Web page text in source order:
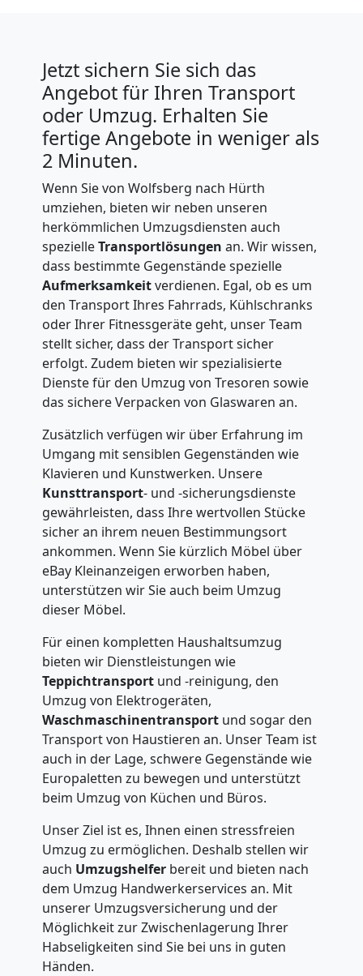
Jetzt sichern Sie sich das
Angebot für Ihren Transport
oder Umzug. Erhalten Sie
fertige Angebote in weniger als
2 Minuten.
Wenn Sie von Wolfsberg nach Hürth
umziehen, bieten wir neben unseren
herkömmlichen Umzugsdiensten auch
spezielleTransportlösungen an. Wir wissen,
dass bestimmte Gegenstände spezielle
Aufmerksamkeitverdienen. Egal, ob es um
den Transport Ihres Fahrrads, Kühlschranks
oder Ihrer Fitnessgeräte geht, unser Team
stellt sicher, dass der Transport sicher
erfolgt. Zudem bieten wir spezialisierte
Dienste für den Umzug von Tresoren sowie
das sichere Verpacken von Glaswaren an.
Zusätzlich verfügen wir über Erfahrung im
Umgang mit sensiblen Gegenständen wie
Klavieren und Kunstwerken. Unsere
Kunsttransport- und -sicherungsdienste
gewährleisten, dass Ihre wertvollen Stücke
sicher an ihrem neuen Bestimmungsort
ankommen. Wenn Sie kürzlich Möbel über
eBay Kleinanzeigen erworben haben,
unterstützen wir Sie auch beim Umzug
dieser Möbel.
Für einen kompletten Haushaltsumzug
bieten wir Dienstleistungen wie
Teppichtransport und -reinigung, den
Umzug von Elektrogeräten,
Waschmaschinentransport und sogar den
Transport von Haustieren an. Unser Team ist
auch in der Lage, schwere Gegenstände wie
Europaletten zu bewegen und unterstützt
beim Umzug von Küchen und Büros.
Unser Ziel ist es, Ihnen einen stressfreien
Umzug zu ermöglichen. Deshalb stellen wir
auch Umzugshelfer bereit und bieten nach
dem Umzug Handwerkerservices an. Mit
unserer Umzugsversicherung und der
Möglichkeit zur Zwischenlagerung Ihrer
Habseligkeiten sind Sie bei uns in guten
Händen.